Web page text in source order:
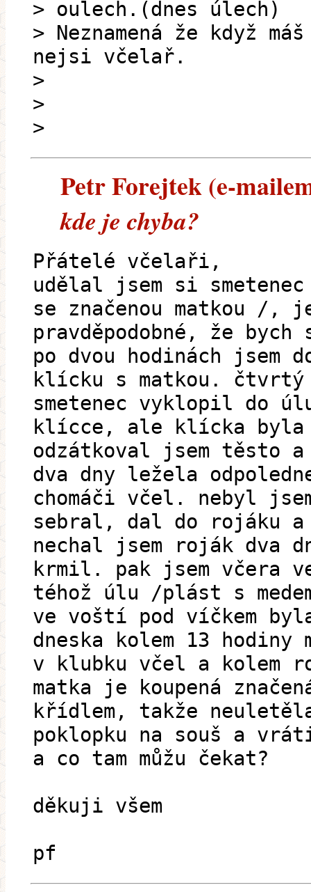
> oulech.(dnes úlech)
> Neznamená že když
nejsi včelař.
>
>
>
Petr Forejtek (e-
kde je chyba?
Přátelé včelaři,
udělal jsem si
se značenou matkou /,
pravděpodobné, že
po dvou hodinách jsem
klícku s matkou. čtvrtý
smetenec vyklopil do
klícce, ale klícka byla
odzátkoval jsem těsto
dva dny ležela
chomáči včel. nebyl
sebral, dal do rojáku
nechal jsem roják dva
krmil. pak jsem včera
téhož úlu /plást s
ve voští pod víčkem
dneska kolem 13
v klubku včel a
matka je koupená
křídlem, takže
poklopku na souš a
a co tam můžu čekat?
děkuji všem
pf